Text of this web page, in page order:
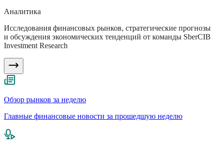
Аналитика
Исследования финансовых рынков, стратегические прогнозы
и обсуждения экономических тенденций от команды SberCIB
Investment Research
Обзор рынков за неделю
Главные финансовые новости за прошедшую неделю